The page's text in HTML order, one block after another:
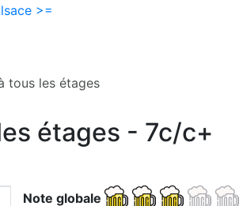
>=
tous les étages
étages - 7c/c+
Note globale